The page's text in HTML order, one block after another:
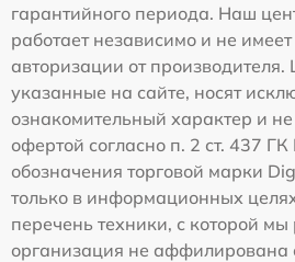
гарантийного периода. Наш
работает независимо и не
авторизации от
указанные на сайте, носят
ознакомительный характер и
офертой согласно п. 2 ст. 437
обозначения торговой марки
только в информационных
перечень техники, с которой
организация не аффилирована